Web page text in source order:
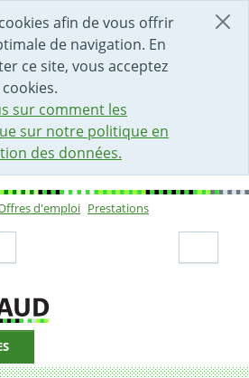
afin de vous offrir
de navigation. En
ce site, vous acceptez
sur comment les
sur notre politique en
des données.
DE LA PAGE
RECHERCHE
d'emploi Prestations